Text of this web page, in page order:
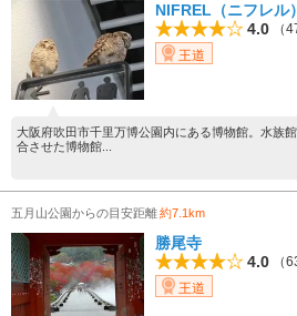
NIFREL（ニフレル）
4.0
（
王道
大阪府吹田市千里万博公園内にある博物館。水族
合させた博物館...
五月山公園からの目安距離約7.1km
勝尾寺
4.0
（
王道